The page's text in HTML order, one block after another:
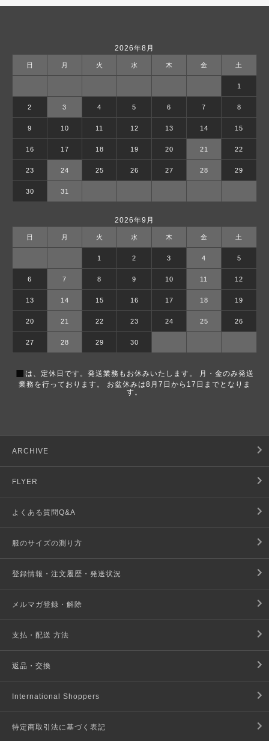
2026年8月
日 月 火 水 木 金 土
1
2 3 4 5 6 7 8
9 10 11 12 13 14 15
16 17 18 19 20 21 22
23 24 25 26 27 28 29
30 31
2026年9月
日 月 火 水 木 金 土
1 2 3 4 5
6 7 8 9 10 11 12
13 14 15 16 17 18 19
20 21 22 23 24 25 26
27 28 29 30
■ は、定休日です。発送業務もお休みいたします。 月・金のみ発送
業務を行っております。 お盆休みは8月7日から17日までとなりま
す。
ARCHIVE
FLYER
よくある質問Q&A
服のサイズの測り方
登録情報・注文履歴・発送状況
メルマガ登録・解除
支払・配送 方法
返品・交換
International Shoppers
特定商取引法に基づく表記